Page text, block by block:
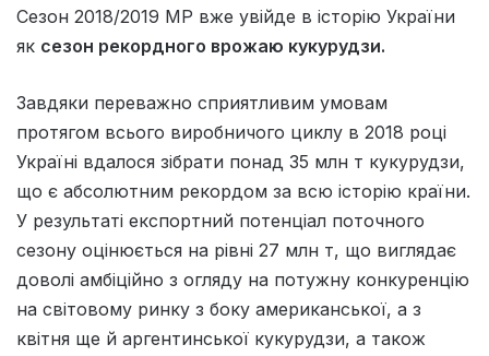
Сезон 2018/2019 МР вже увійде в історію України
як сезон рекордного врожаю кукурудзи.
Завдяки переважно сприятливим умовам
протягом всього виробничого циклу в 2018 році
Україні вдалося зібрати понад 35 млн т кукурудзи,
що є абсолютним рекордом за всю історію країни.
У результаті експортний потенціал поточного
сезону оцінюється на рівні 27 млн т, що виглядає
доволі амбіційно з огляду на потужну конкуренцію
на світовому ринку з боку американської, а з
квітня ще й аргентинської кукурудзи, а також